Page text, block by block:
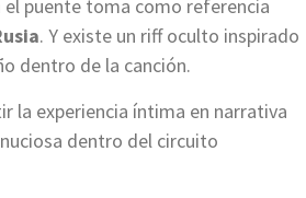
puente toma como referencia
. Y existe un riff oculto inspirado
dentro de la canción.
la experiencia íntima en narrativa
dentro del circuito